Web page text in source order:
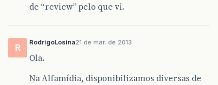
de “review” pelo que vi.
R
RodrigoLosina21 de mar. de 2013
Ola.
Na Alfamídia, disponibilizamos diversas de